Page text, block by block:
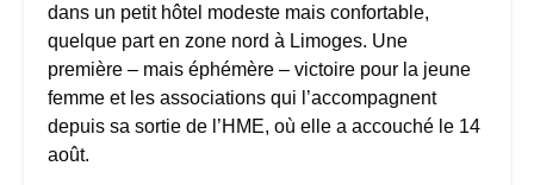
dans un petit hôtel modeste mais confortable,
quelque part en zone nord à Limoges. Une
première – mais éphémère – victoire pour la jeune
femme et les associations qui l’accompagnent
depuis sa sortie de l’HME, où elle a accouché le 14
août.